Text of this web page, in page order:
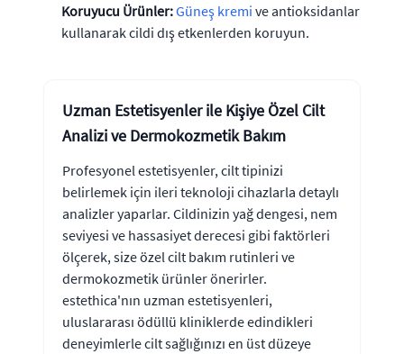
Koruyucu Ürünler:Güneş kremi ve antioksidanlar
kullanarak cildi dış etkenlerden koruyun.
Uzman Estetisyenler ile Kişiye Özel Cilt
Analizi ve Dermokozmetik Bakım
Profesyonel estetisyenler, cilt tipinizi
belirlemek için ileri teknoloji cihazlarla detaylı
analizler yaparlar. Cildinizin yağ dengesi, nem
seviyesi ve hassasiyet derecesi gibi faktörleri
ölçerek, size özel cilt bakım rutinleri ve
dermokozmetik ürünler önerirler.
estethica'nın uzman estetisyenleri,
uluslararası ödüllü kliniklerde edindikleri
deneyimlerle cilt sağlığınızı en üst düzeye